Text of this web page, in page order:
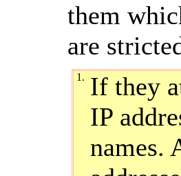
them
are
1. If they
IP
names.